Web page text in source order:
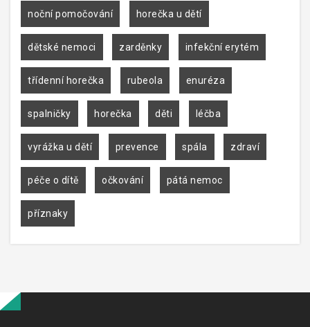
noční pomočování horečka u dětí
dětské nemoci zarděnky infekční erytém
třídenní horečka rubeola enuréza
spalničky horečka děti léčba
vyrážka u dětí prevence spála zdraví
péče o dítě očkování pátá nemoc
příznaky